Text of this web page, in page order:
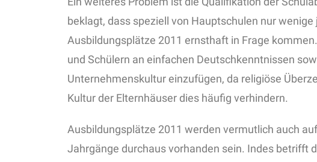
beklagt, dass speziell von Hauptschulen nur
Ausbildungsplätze 2011 ernsthaft in Frage
und Schülern an einfachen Deutschkenntnissen
Unternehmenskultur einzufügen, da religiöse
Kultur der Elternhäuser dies häufig verhindern.
Ausbildungsplätze 2011 werden vermutlich auch
Jahrgänge durchaus vorhanden sein. Indes betrifft